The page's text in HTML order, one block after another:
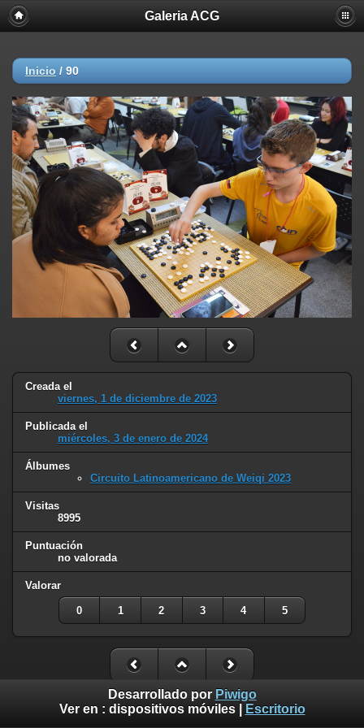
Galeria ACG
Inicio / 90
Creada el
viernes, 1 de diciembre de 2023
Publicada el
miércoles, 3 de enero de 2024
Álbumes
Circuito Latinoamericano de Weiqi 2023
Visitas
8995
Puntuación
no valorada
Valorar
0 1 2 3 4 5
Desarrollado por Piwigo
Ver en : dispositivos móviles| Escritorio